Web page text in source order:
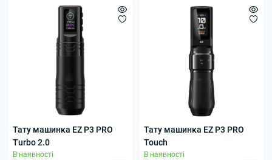
Тату машинка EZ P3 PRO
Turbo 2.0
В наявності
Тату машинка EZ P3 PRO
Touch
В наявності